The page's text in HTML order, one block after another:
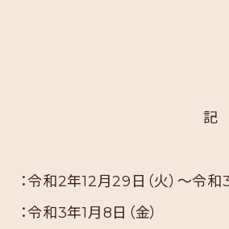
記
令和2年12月29日（火）～令和3
令和3年1月8日（金）